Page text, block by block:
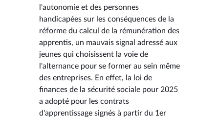
l'autonomie et des personnes
handicapées sur les conséquences de la
réforme du calcul de la rémunération des
apprentis, un mauvais signal adressé aux
jeunes qui choisissent la voie de
l'alternance pour se former au sein même
des entreprises. En effet, la loi de
finances de la sécurité sociale pour 2025
a adopté pour les contrats
d'apprentissage signés à partir du 1er